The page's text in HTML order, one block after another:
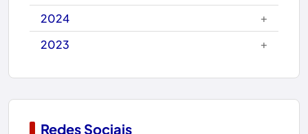
Caturama
Chapada Diamantina
Condeúba
2024
+
2023
+
Redes Sociais